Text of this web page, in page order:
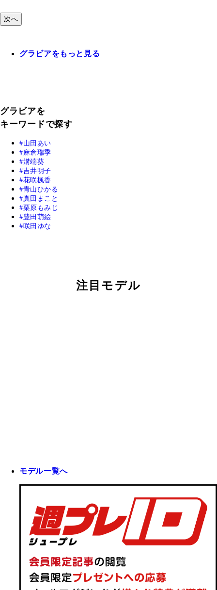
次へ
グラビアをもっと見る
グラビアを
キーワードで探す
山田あい
麻倉瑞季
溝端葵
吉井明子
花咲楓香
青山ひかる
真田まこと
栗原もみじ
豊田萌絵
咲田ゆな
注目モデル
モデル一覧へ